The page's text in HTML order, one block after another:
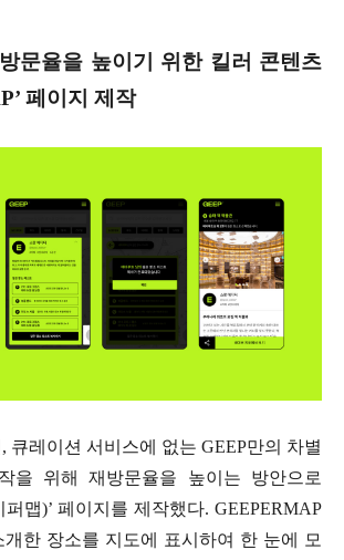
문율을 높이기 위한 킬러 콘텐츠
페이지 제작
큐레이션 서비스에 없는 GEEP만의 차별
을 위해 재방문율을 높이는 방안으로
퍼맵)’ 페이지를 제작했다. GEEPERMAP
개한 장소를 지도에 표시하여 한 눈에 모